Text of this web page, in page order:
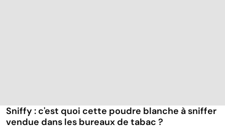
Sniffy : c'est quoi cette poudre blanche à sniffer
vendue dans les bureaux de tabac ?